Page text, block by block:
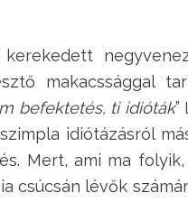
makacssággal
befektetés, ti idióták”
idiótázásról
Mert, ami ma
csúcsán lévők